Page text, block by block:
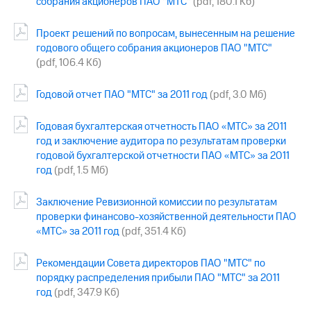
релизы
МТС
о технологиях
Интервью
Финансовая
отчетность
Контакты
Новости
в
регионе
Корпоративное
управление
Корпоративный
Проект решений по вопросам, вынесенным на решение
годового общего собрания акционеров ПАО "МТС"
(pdf, 106.4 Кб)
Годовой отчет ПАО "МТС" за 2011 год(pdf, 3.0 Мб)
Годовая бухгалтерская отчетность ПАО «МТС» за 2011
год и заключение аудитора по результатам проверки
годовой бухгалтерской отчетности ПАО «МТС» за 2011
год(pdf, 1.5 Мб)
Заключение Ревизионной комиссии по результатам
проверки финансово-хозяйственной деятельности ПАО
«МТС» за 2011 год(pdf, 351.4 Кб)
Рекомендации Совета директоров ПАО "МТС" по
порядку распределения прибыли ПАО "МТС" за 2011
год(pdf, 347.9 Кб)